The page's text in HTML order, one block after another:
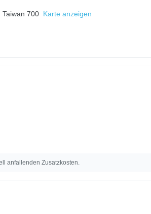
Taiwan 700 Karte anzeigen
anfallenden Zusatzkosten.